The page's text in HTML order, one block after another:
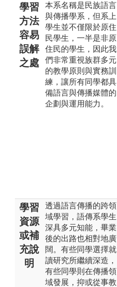
學習
方法
容易
誤解
之處
本系名稱是民族語言
與傳播學系，但系上
學生並不僅限於原住
民學生，一半是非原
住民的學生，因此我
們非常重視族群多元
的教學原則與實務訓
練，讓所有同學都具
備語言與傳播媒體的
企劃與運用能力。
學習
資源
或補
充說
明
透過語言傳播的跨領
域學習，語傳系學生
深具多元知能，畢業
後的出路也相對地廣
闊。有些同學選擇就
讀研究所繼續深造，
有些同學則在傳播領
域發展，抑或從事教